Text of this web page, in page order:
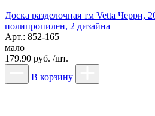
Доска разделочная тм Vetta Черри,
полипропилен, 2 дизайна
Арт.: 852-165
мало
179.90 руб. /шт.
В корзину